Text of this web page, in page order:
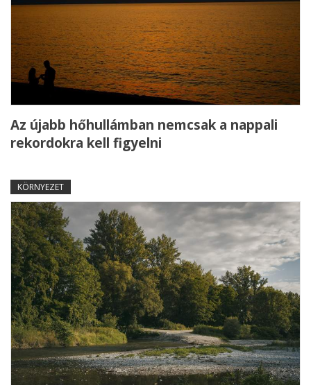
Az újabb hőhullámban nemcsak a nappali
rekordokra kell figyelni
KÖRNYEZET